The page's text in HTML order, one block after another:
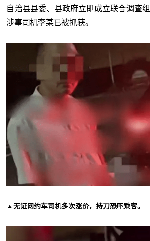
自治县县委、县政府立即成立联合调查
涉事司机李某已被抓获。
▲无证网约车司机多次涨价，持刀恐吓乘客。